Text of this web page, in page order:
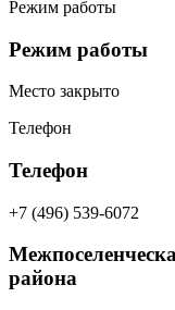
Режим работы
Режим работы
Место закрыто
Телефон
Телефон
+7 (496) 539-6072
района